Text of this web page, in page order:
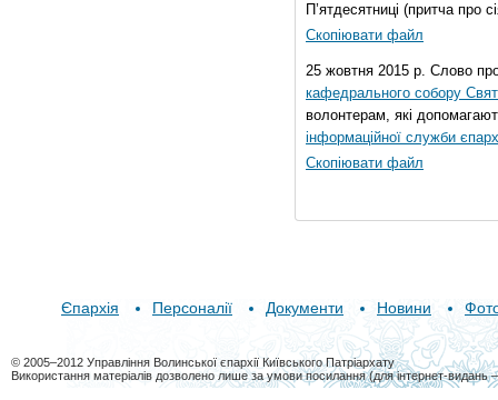
П’ятдесятниці (притча про
Скопіювати файл
25 жовтня 2015 р. Слово
кафедрального собору
волонтерам, які
інформаційної служби
Скопіювати файл
Єпархія Персоналії Документи Новини
© 2005–2012 Управління Волинської єпархії Київського Патріархату
Використання матеріалів дозволено лише за умови посилання (для інтернет-видань